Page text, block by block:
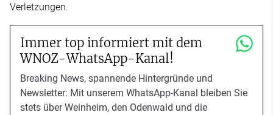
Verletzungen.
Immer top informiert mit dem
WNOZ-WhatsApp-Kanal!
Breaking News, spannende Hintergründe und
Newsletter: Mit unserem WhatsApp-Kanal bleiben Sie
stets über Weinheim, den Odenwald und die